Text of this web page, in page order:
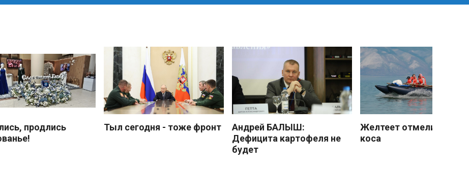
продлись
Тыл сегодня - тоже фронт
Андрей БАЛЫШ:
Дефицита картофеля не
будет
Желтеет отмели
коса